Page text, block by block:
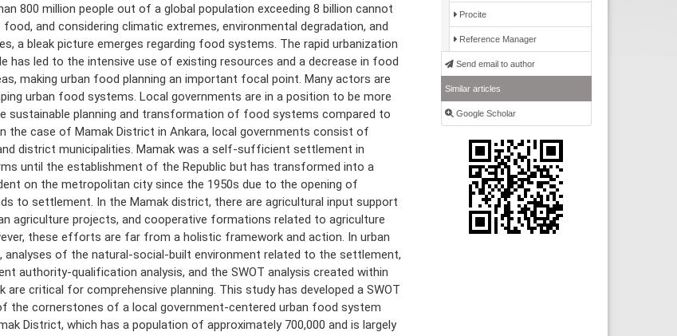
800 million people out of a global population exceeding 8 billion cannot
and considering climatic extremes, environmental degradation, and
a bleak picture emerges regarding food systems. The rapid urbanization
has led to the intensive use of existing resources and a decrease in food
making urban food planning an important focal point. Many actors are
urban food systems. Local governments are in a position to be more
sustainable planning and transformation of food systems compared to
the case of Mamak District in Ankara, local governments consist of
district municipalities. Mamak was a self-sufficient settlement in
until the establishment of the Republic but has transformed into a
on the metropolitan city since the 1950s due to the opening of
to settlement. In the Mamak district, there are agricultural input support
agriculture projects, and cooperative formations related to agriculture
these efforts are far from a holistic framework and action. In urban
analyses of the natural-social-built environment related to the settlement,
authority-qualification analysis, and the SWOT analysis created within
are critical for comprehensive planning. This study has developed a SWOT
the cornerstones of a local government-centered urban food system
District, which has a population of approximately 700,000 and is largely
Procite
Reference Manager
Send email to author
Similar articles
Google Scholar